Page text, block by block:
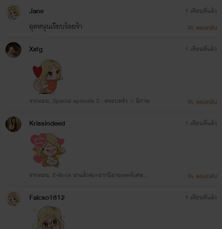
Jane
อุดหนุนเรียบร้อยจ้า
1 เดือนที่แล้ว
ตอบกลับ
Xxfg
จากตอน: Special episode 3 : ครอบครัว // มีภาพ
1 เดือนที่แล้ว
ตอบกลับ
Krissindeed
จากตอน: E-Book มาแล้วค่ะ+ฝากนิยายเซตพิเศษ
1 เดือนที่แล้ว
ตอบกลับ
Faicso1812 1 เดือนที่แล้ว